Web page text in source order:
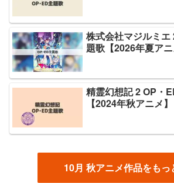
株式会社マジルミ
題歌【2026年夏アニ
精霊幻想記 2 OP・
【2024年秋アニメ】
10月 秋アニメ作品をもっ